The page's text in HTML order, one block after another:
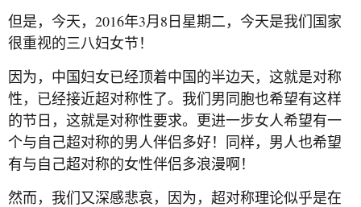
但是，今天， 2016年3月 8 日星期二，今天是我们国家
很重视的三八妇女节！
因为，中国妇女已经顶着中国的半边天，这就是对称
性，已经接近超对称性了。我们男同胞也希望有这样
的节日，这就是对称性要求。更进一步女人希望有一
个与自己超对称的男人伴侣多好！同样，男人也希望
有与自己超对称的女性伴侣多浪漫啊！
然而，我们又深感悲哀，因为，超对称理论似乎是在